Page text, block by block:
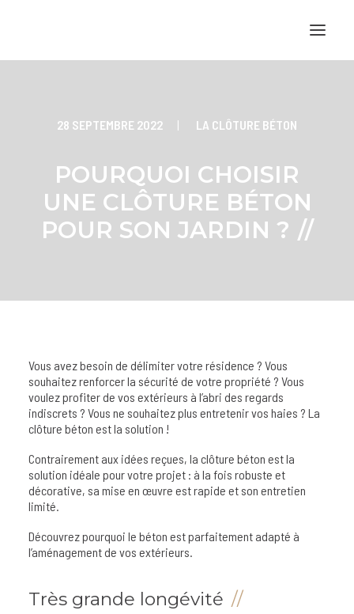
Nos réalisations
Qui sommes-nous ?
Contact
28 SEPTEMBRE 2022 | LA CLÔTURE BÉTON
POURQUOI CHOISIR
UNE CLÔTURE BÉTON
POUR SON JARDIN ?
Vous avez besoin de délimiter votre résidence ? Vous
souhaitez renforcer la sécurité de votre propriété ? Vous
voulez profiter de vos extérieurs à l’abri des regards
indiscrets ? Vous ne souhaitez plus entretenir vos haies ? La
clôture béton est la solution !
Contrairement aux idées reçues, la clôture béton est la
solution idéale pour votre projet : à la fois robuste et
décorative, sa mise en œuvre est rapide et son entretien
limité.
Découvrez pourquoi le béton est parfaitement adapté à
l’aménagement de vos extérieurs.
Très grande longévité